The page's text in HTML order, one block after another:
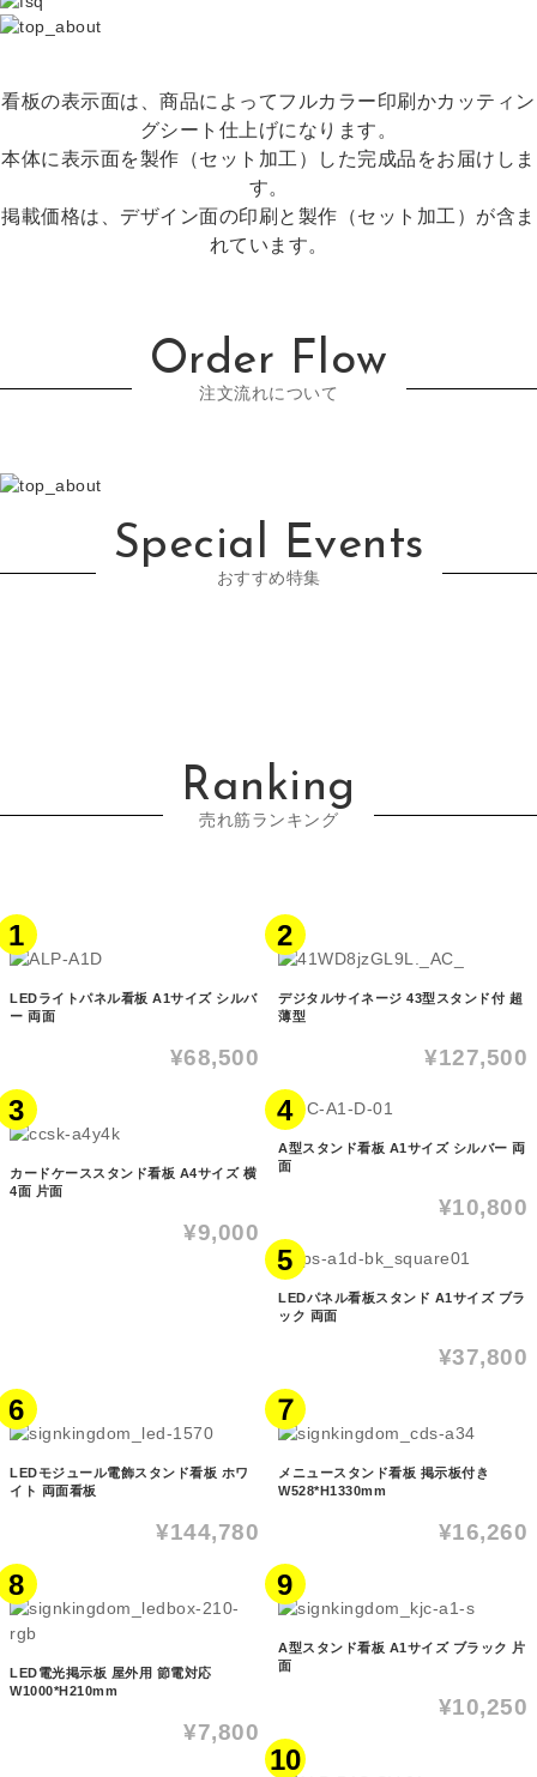
看板の表示面は、商品によってフルカラー印刷かカッティン
グシート仕上げになります。
本体に表示面を製作（セット加工）した完成品をお届けしま
す。
掲載価格は、デザイン面の印刷と製作（セット加工）が含ま
れています。
Order Flow
注文流れについて
Special Events
おすすめ特集
Ranking
売れ筋ランキング
1
LEDライトパネル看板 A1サイズ シルバ
ー 両面
¥68,500
2
デジタルサイネージ 43型スタンド付 超
薄型
¥127,500
3
カードケーススタンド看板 A4サイズ 横
4面 片面
¥9,000
4
A型スタンド看板 A1サイズ シルバー 両
面
¥10,800
5
LEDパネル看板スタンド A1サイズ ブラ
ック 両面
¥37,800
6
LEDモジュール電飾スタンド看板 ホワ
イト 両面看板
¥144,780
７
メニュースタンド看板 掲示板付き
W528*H1330mm
¥16,260
8
LED電光掲示板 屋外用 節電対応
W1000*H210mm
¥7,800
9
A型スタンド看板 A1サイズ ブラック 片
面
¥10,250
10